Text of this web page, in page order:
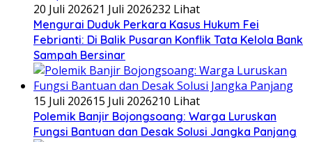
20 Juli 202621 Juli 2026232 Lihat
​Mengurai Duduk Perkara Kasus Hukum Fei
Febrianti: Di Balik Pusaran Konflik Tata Kelola Bank
Sampah Bersinar
15 Juli 202615 Juli 2026210 Lihat
Polemik Banjir Bojongsoang: Warga Luruskan
Fungsi Bantuan dan Desak Solusi Jangka Panjang